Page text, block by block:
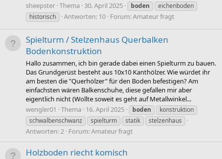
sheepster Thema 30. April 2025 boden
eichenboden
historisch
Antworten: 10 Forum:Amateur fragt
Spielturm / Stelzenhaus Querbalken
Bodenkonstruktion
Hallo zusammen, ich bin gerade dabei einen Spielturm zu bauen.
Das Grundgerüst besteht aus 10x10 Kanthölzer. Wie würdet ihr
am besten die "Querhölzer" für den Boden befestigen? Am
einfachsten wären Balkenschuhe, diese gefallen mir aber
eigentlich nicht (Wollte soweit es geht auf Metallwinkel...
wengler01
Thema 16. April 2025 boden
konstruktion
schwalbenschwanz
spielturm statik stelzenhaus
Antworten: 2 Forum:Amateur fragt
Holzboden riecht komisch